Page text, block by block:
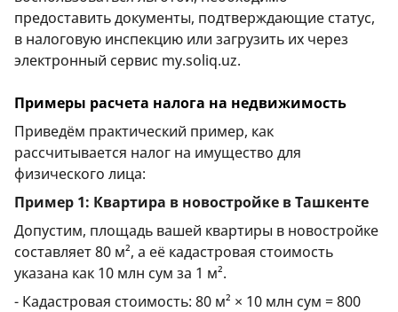
предоставить документы, подтверждающие статус,
в налоговую инспекцию или загрузить их через
электронный сервис my.soliq.uz.
Примеры расчета налога на недвижимость
Приведём практический пример, как
рассчитывается налог на имущество для
физического лица:
Пример 1: Квартира в новостройке в Ташкенте
Допустим, площадь вашей квартиры в новостройке
составляет 80 м², а её кадастровая стоимость
указана как 10 млн сум за 1 м².
- Кадастровая стоимость: 80 м² × 10 млн сум = 800